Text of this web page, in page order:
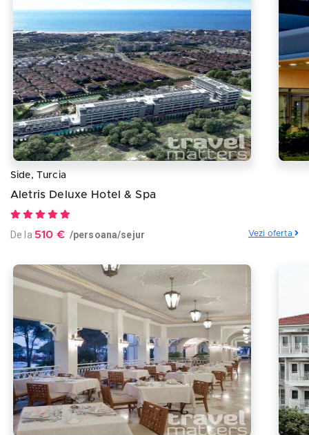
Side, Turcia
Aletris Deluxe Hotel & Spa
De la 510 € /persoana/sejur Vezi oferta